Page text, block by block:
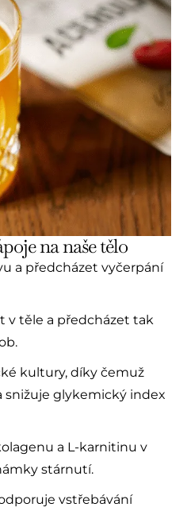
na naše tělo
a předcházet vyčerpání
v těle a předcházet tak
kultury, díky čemuž
snižuje glykemický index
a L-karnitinu v
stárnutí.
vstřebávání